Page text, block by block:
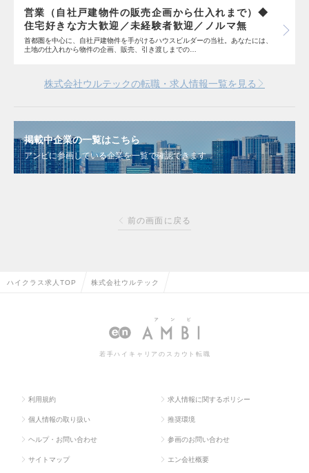
営業（自社戸建物件の販売企画から仕入れまで）◆
住宅好きな方大歓迎／未経験者歓迎／ノルマ無
首都圏を中心に、自社戸建物件を手がけるハウスビルダーの当社。あなたには、
土地の仕入れから物件の企画、販売、引き渡しまでの…
株式会社ウルテックの転職・求人情報一覧を見る
掲載中企業の一覧はこちら
アンビに参画している企業を一覧で確認できます
前の画面に戻る
ハイクラス求人TOP 株式会社ウルテック
若手ハイキャリアのスカウト転職
利用規約 求人情報に関するポリシー
個人情報の取り扱い 推奨環境
ヘルプ・お問い合わせ 参画のお問い合わせ
サイトマップ エン会社概要